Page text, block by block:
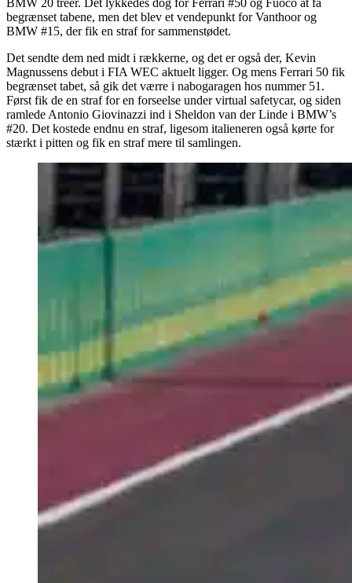
begrænset tabene, men det blev et vendepunkt for Vanthoor og
BMW #15, der fik en straf for sammenstødet.
Det sendte dem ned midt i rækkerne, og det er også der, Kevin
Magnussens debut i FIA WEC aktuelt ligger. Og mens Ferrari 50 fik
begrænset tabet, så gik det værre i nabogaragen hos nummer 51.
Først fik de en straf for en forseelse under virtual safetycar, og siden
ramlede Antonio Giovinazzi ind i Sheldon van der Linde i BMW’s
#20. Det kostede endnu en straf, ligesom italieneren også kørte for
stærkt i pitten og fik en straf mere til samlingen.